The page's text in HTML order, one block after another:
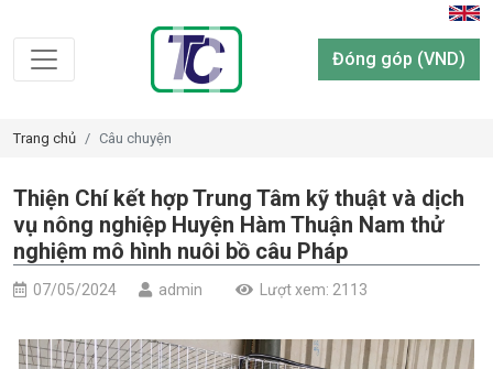
Đóng góp (VND)
Trang chủ Câu chuyện
Thiện Chí kết hợp Trung Tâm kỹ thuật và dịch
vụ nông nghiệp Huyện Hàm Thuận Nam thử
nghiệm mô hình nuôi bồ câu Pháp
07/05/2024 admin Lượt xem: 2113